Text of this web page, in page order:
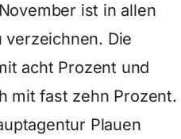
ist in allen
Die
acht Prozent und
mit fast zehn Prozent.
Plauen